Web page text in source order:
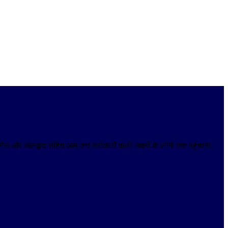
और खेलकूद सहित आम जन सरोकारों वाली खबरों के लोगो तक पहुंचाना,